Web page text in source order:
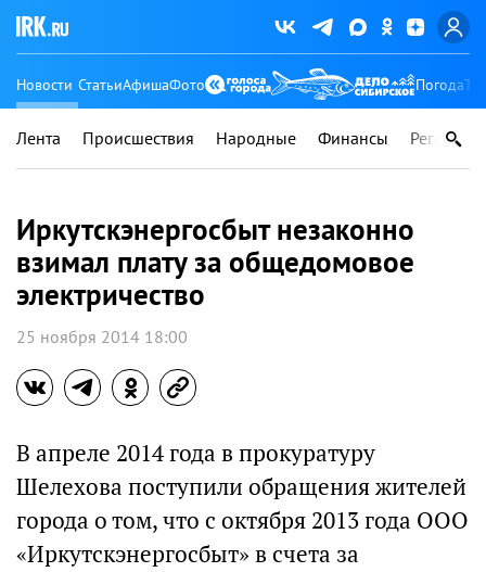
Новости СтатьиАфишаФото Погода
Лента Происшествия Народные Финансы Регионы
Иркутскэнергосбыт незаконно
взимал плату за общедомовое
электричество
25 ноября 2014 18:00
В апреле 2014 года в прокуратуру
Шелехова поступили обращения жителей
города о том, что с октября 2013 года ООО
«Иркутскэнергосбыт» в счета за